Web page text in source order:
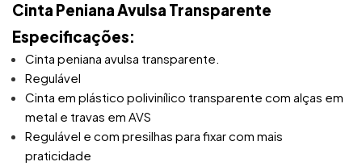
Cinta Peniana Avulsa Transparente
Especificações:
Cinta peniana avulsa transparente.
Regulável
Cinta em plástico polivinílico transparente com alças em
metal e travas em AVS
Regulável e com presilhas para fixar com mais
praticidade